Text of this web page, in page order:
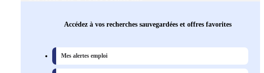
Accédez à vos recherches sauvegardées et offres favorites
Mes alertes emploi